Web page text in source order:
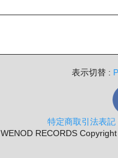
表示切替 :
特定商取引法表記
WENOD RECORDS